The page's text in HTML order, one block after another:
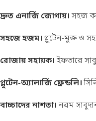
দ্রুত এনার্জি জোগায়। সহজ
সহজে হজম। গ্লুটেন-মুক্ত ও
রোজায় সহায়ক। ইফতারে
গ্লুটেন-অ্যালার্জি ফ্রেন্ডলি।
বাচ্চাদের নাশতা। নরম